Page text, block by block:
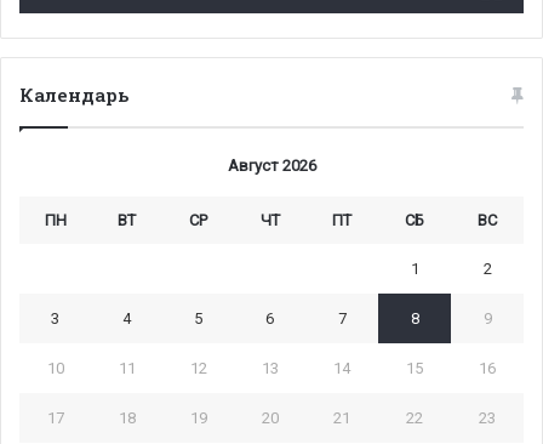
Календарь
Август 2026
ПН ВТ СР ЧТ ПТ СБ ВС
1 2
3 4 5 6 7 8 9
10 11 12 13 14 15 16
17 18 19 20 21 22 23